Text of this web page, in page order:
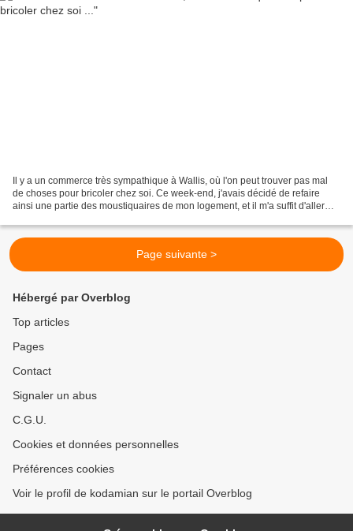
Il y a un commerce très sympathique à Wallis, où l'on peut trouver pas mal
de choses pour bricoler chez soi. Ce week-end, j'avais décidé de refaire
ainsi une partie des moustiquaires de mon logement, et il m'a suffit d'aller
Page suivante >
Hébergé par Overblog
Top articles
Pages
Contact
Signaler un abus
C.G.U.
Cookies et données personnelles
Préférences cookies
Voir le profil de kodamian sur le portail Overblog